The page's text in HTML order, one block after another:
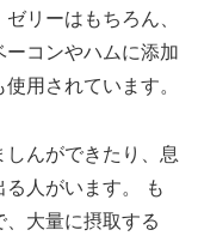
リーはもちろん、
コンやハムに添加
用されています。
んができたり、息
人がいます。 も
、大量に摂取する